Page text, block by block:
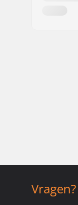
Vragen?